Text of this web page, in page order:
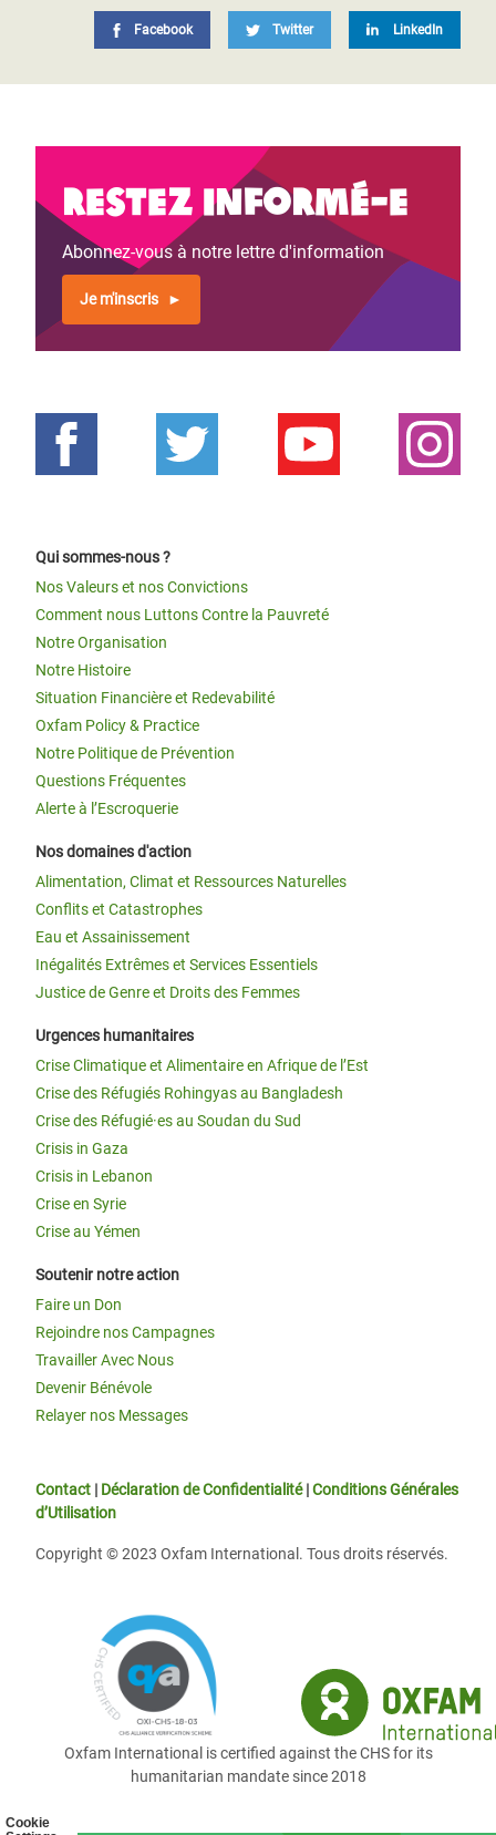
Cookie
Facebook Twitter LinkedIn
Restez informé-e
Abonnez-vous à notre lettre d'information
Je m'inscris
Qui sommes-nous ?
Nos Valeurs et nos Convictions
Comment nous Luttons Contre la Pauvreté
Notre Organisation
Notre Histoire
Situation Financière et Redevabilité
Oxfam Policy & Practice
Notre Politique de Prévention
Questions Fréquentes
Alerte à l’Escroquerie
Nos domaines d'action
Alimentation, Climat et Ressources Naturelles
Conflits et Catastrophes
Eau et Assainissement
Inégalités Extrêmes et Services Essentiels
Justice de Genre et Droits des Femmes
Urgences humanitaires
Crise Climatique et Alimentaire en Afrique de l’Est
Crise des Réfugiés Rohingyas au Bangladesh
Crise des Réfugié·es au Soudan du Sud
Crisis in Gaza
Crisis in Lebanon
Crise en Syrie
Crise au Yémen
Soutenir notre action
Faire un Don
Rejoindre nos Campagnes
Travailler Avec Nous
Devenir Bénévole
Relayer nos Messages
Contact | Déclaration de Confidentialité|Conditions Générales
d’Utilisation
Copyright © 2023 Oxfam International. Tous droits réservés.
Oxfam International is certified against the CHS for its
humanitarian mandate since 2018